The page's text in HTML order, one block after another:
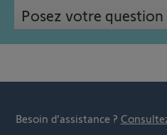
Posez votre question
Besoin d’assistance ?